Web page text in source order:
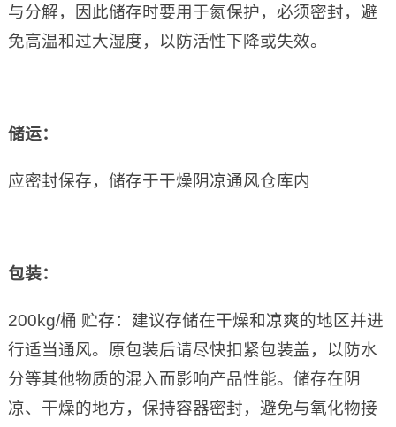
与分解，因此储存时要用于氮保护，必须密封，避
免高温和过大湿度，以防活性下降或失效。
储运：
应密封保存，储存于干燥阴凉通风仓库内
包装：
200kg/桶 贮存：建议存储在干燥和凉爽的地区并进
行适当通风。原包装后请尽快扣紧包装盖，以防水
分等其他物质的混入而影响产品性能。储存在阴
凉、干燥的地方，保持容器密封，避免与氧化物接